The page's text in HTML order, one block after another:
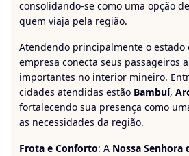
consolidando-se como uma opção
quem viaja pela região.
Atendendo principalmente o estado
empresa conecta seus passageiros
importantes no interior mineiro.
cidades atendidas estão Bambuí,
fortalecendo sua presença como
as necessidades da região.
Frota e Conforto: A Nossa Senhora